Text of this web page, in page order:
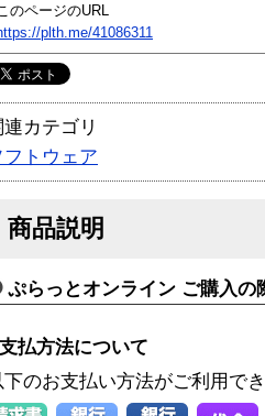
このページのURL
plth.me/41086311
連カテゴリ
フトウェア
商品説明
ぷらっとオンライン ご購入の
支払方法について
下のお支払い方法がご利用で